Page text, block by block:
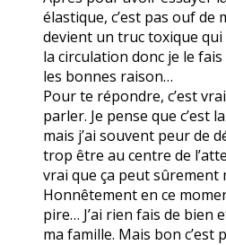
élastique, c’est pas ouf de
devient un truc toxique
la circulation donc je le
les bonnes raison…
Pour te répondre, c’est
parler. Je pense que c’est
mais j’ai souvent peur de
trop être au centre de
vrai que ça peut sûrement
Honnêtement en ce
pire… J’ai rien fais de bien
ma famille. Mais bon c’est